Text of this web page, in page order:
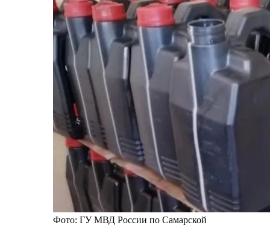
Фото: ГУ МВД России по Самарской